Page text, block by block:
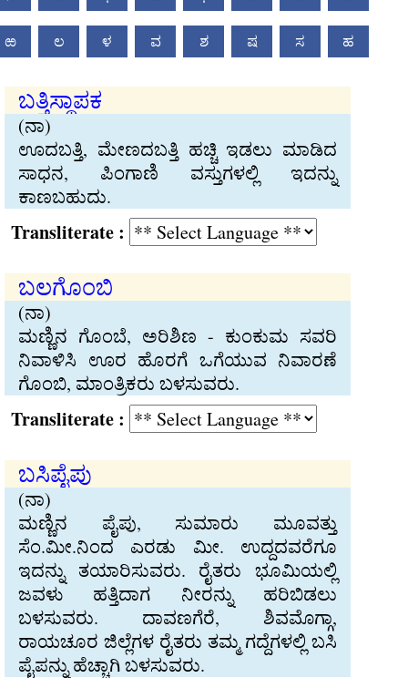
ಱ ಲ ಳ ವ ಶ ಷ ಸ ಹ
ಬತ್ತಿಸ್ಥಾಪಕ
(ನಾ)
ಊದಬತ್ತಿ, ಮೇಣದಬತ್ತಿ ಹಚ್ಚಿ ಇಡಲು ಮಾಡಿದ
ಸಾಧನ, ಪಿಂಗಾಣಿ ವಸ್ತುಗಳಲ್ಲಿ ಇದನ್ನು
ಕಾಣಬಹುದು.
:
ಬಲಗೊಂಬಿ
(ನಾ)
ಮಣ್ಣಿನ ಗೊಂಬೆ, ಅರಿಶಿಣ - ಕುಂಕುಮ ಸವರಿ
ನಿವಾಳಿಸಿ ಊರ ಹೊರಗೆ ಒಗೆಯುವ ನಿವಾರಣೆ
ಗೊಂಬಿ, ಮಾಂತ್ರಿಕರು ಬಳಸುವರು.
:
ಬಸಿಪೈಪು
(ನಾ)
ಮಣ್ಣಿನ ಪೈಪು, ಸುಮಾರು ಮೂವತ್ತು
ಸೆಂ.ಮೀ.ನಿಂದ ಎರಡು ಮೀ. ಉದ್ದದವರೆಗೂ
ಇದನ್ನು ತಯಾರಿಸುವರು. ರೈತರು ಭೂಮಿಯಲ್ಲಿ
ಜವಳು ಹತ್ತಿದಾಗ ನೀರನ್ನು ಹರಿಬಿಡಲು
ಬಳಸುವರು. ದಾವಣಗೆರೆ, ಶಿವಮೊಗ್ಗಾ,
ರಾಯಚೂರ ಜಿಲ್ಲೆಗಳ ರೈತರು ತಮ್ಮ ಗದ್ದೆಗಳಲ್ಲಿ ಬಸಿ
ಪೈಪನ್ನು ಹೆಚ್ಚಾಗಿ ಬಳಸುವರು.